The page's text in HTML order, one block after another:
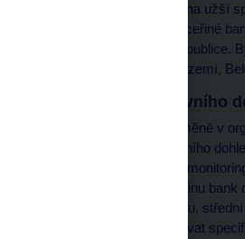
V roce 2002 byla zahájena užší
bankami majícími své dceřiné
které působí v České republice.
Francie, Německa, Nizozemí,
Organizace bankovního
V roce 2002 došlo ke změně v
hlavním úkolům bankovního
tak byl dohled na dálku
pokrývají ucelenou skupinu
instituce v jednom odboru,
umožňuje lépe zohledňovat